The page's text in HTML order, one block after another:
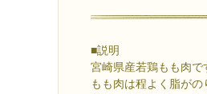
■説明
宮崎県産若鶏もも肉で
もも肉は程よく脂がの